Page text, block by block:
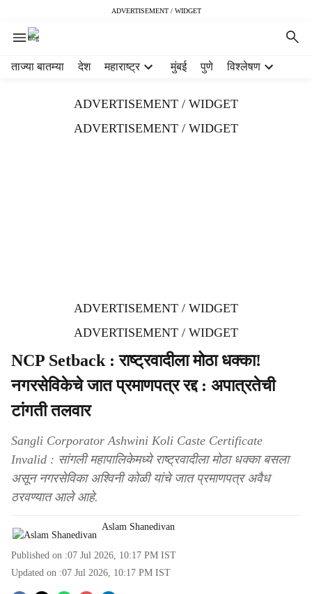
ADVERTISEMENT / WIDGET
ताज्या बातम्या देश महाराष्ट्र मुंबई पुणे विश्लेषण
ADVERTISEMENT / WIDGET
ADVERTISEMENT / WIDGET
ADVERTISEMENT / WIDGET
ADVERTISEMENT / WIDGET
NCP Setback : राष्ट्रवादीला मोठा धक्का!
नगरसेविकेचे जात प्रमाणपत्र रद्द : अपात्रतेची
टांगती तलवार
Sangli Corporator Ashwini Koli Caste Certificate
Invalid : सांगली महापालिकेमध्ये राष्ट्रवादीला मोठा धक्का बसला
असून नगरसेविका अश्विनी कोळी यांचे जात प्रमाणपत्र अवैध
ठरवण्यात आले आहे.
Aslam Shanedivan
Published on :07 Jul 2026, 10:17 PM IST
Updated on :07 Jul 2026, 10:17 PM IST